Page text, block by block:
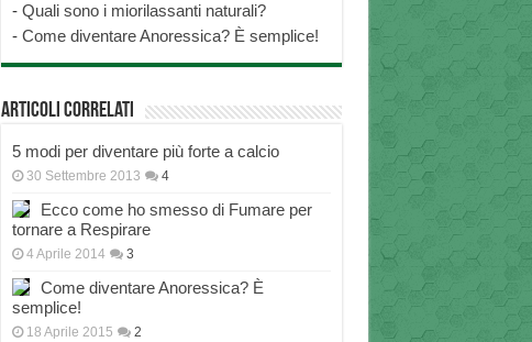
- Quali sono i miorilassanti naturali?
- Come diventare Anoressica? È semplice!
Articoli correlati
5 modi per diventare più forte a calcio
30 Settembre 2013 4
Ecco come ho smesso di Fumare per
tornare a Respirare
4 Aprile 2014 3
Come diventare Anoressica? È
semplice!
18 Aprile 2015 2